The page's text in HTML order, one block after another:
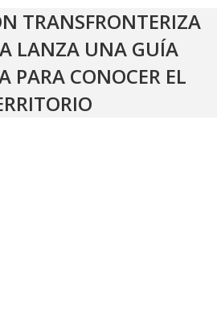
TRANSFRONTERIZA
LANZA UNA GUÍA
PARA CONOCER EL